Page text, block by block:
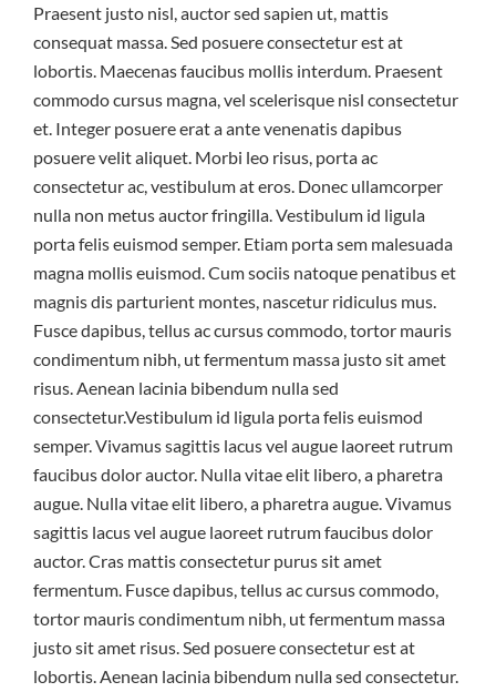
Praesent justo nisl, auctor sed sapien ut, mattis
consequat massa. Sed posuere consectetur est at
lobortis. Maecenas faucibus mollis interdum. Praesent
commodo cursus magna, vel scelerisque nisl consectetur
et. Integer posuere erat a ante venenatis dapibus
posuere velit aliquet. Morbi leo risus, porta ac
consectetur ac, vestibulum at eros. Donec ullamcorper
nulla non metus auctor fringilla. Vestibulum id ligula
porta felis euismod semper. Etiam porta sem malesuada
magna mollis euismod. Cum sociis natoque penatibus et
magnis dis parturient montes, nascetur ridiculus mus.
Fusce dapibus, tellus ac cursus commodo, tortor mauris
condimentum nibh, ut fermentum massa justo sit amet
risus. Aenean lacinia bibendum nulla sed
consectetur.Vestibulum id ligula porta felis euismod
semper. Vivamus sagittis lacus vel augue laoreet rutrum
faucibus dolor auctor. Nulla vitae elit libero, a pharetra
augue. Nulla vitae elit libero, a pharetra augue. Vivamus
sagittis lacus vel augue laoreet rutrum faucibus dolor
auctor. Cras mattis consectetur purus sit amet
fermentum. Fusce dapibus, tellus ac cursus commodo,
tortor mauris condimentum nibh, ut fermentum massa
justo sit amet risus. Sed posuere consectetur est at
lobortis. Aenean lacinia bibendum nulla sed consectetur.